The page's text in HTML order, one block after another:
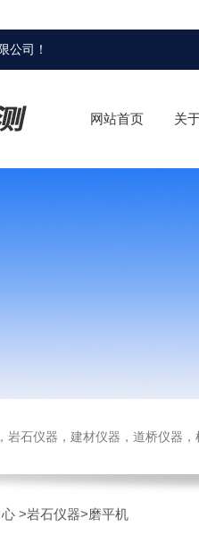
公司 ！
网站首页 关
石仪器，建材仪器，道桥仪器，检测
>岩石仪器>磨平机